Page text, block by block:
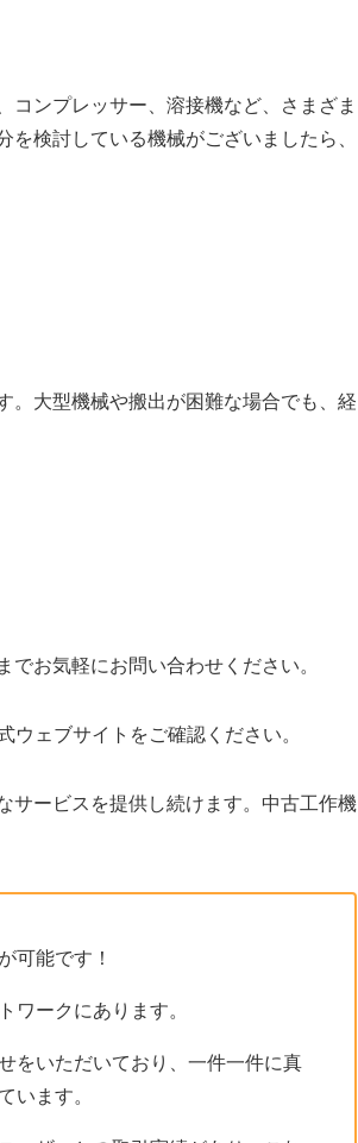
コンプレッサー、溶接機など、さまざま
検討している機械がございましたら、
。大型機械や搬出が困難な場合でも、経
お気軽にお問い合わせください。
ウェブサイトをご確認ください。
サービスを提供し続けます。中古工作機
可能です！
ワークにあります。
をいただいており、一件一件に真
います。